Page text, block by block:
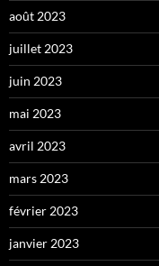
août 2023
juillet 2023
juin 2023
mai 2023
avril 2023
mars 2023
février 2023
janvier 2023